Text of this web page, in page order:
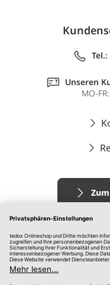
Tel.:
Unseren
MO-